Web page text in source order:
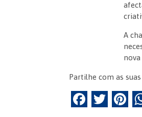
A
nova
Partilhe com as
F
T
Pi